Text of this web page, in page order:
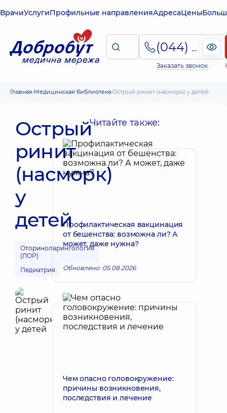
ВрачиУслугиПрофильные направленияАдресаЦены
(044) 495-2-888
Заказать звонок
Главная Медицинская библиотека Острый ринит (насморк) у детей
Острый
ринит
(насморк)
у
детей
Оториноларингология
(ЛОР)
Педиатрия
Читайте также:
Профилактическая вакцинация
от бешенства: возможна ли? А
может, даже нужна?
Обновлено: 05.08.2026
Чем опасно головокружение:
причины возникновения,
последствия и лечение